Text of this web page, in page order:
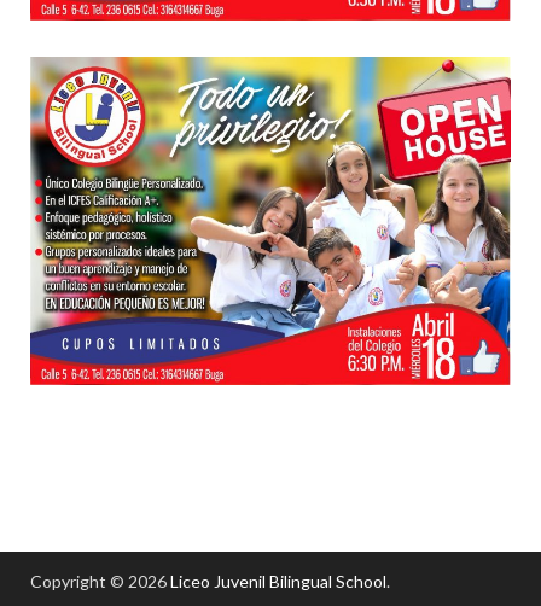
Copyright © 2026Liceo Juvenil Bilingual School.